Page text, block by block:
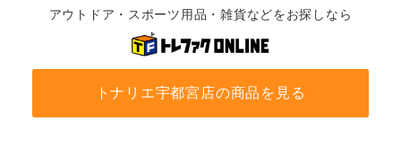
アウトドア・スポーツ用品・雑貨などをお探しなら
トナリエ宇都宮店の商品を見る